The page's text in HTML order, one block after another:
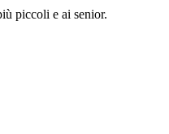
piccoli e ai senior.